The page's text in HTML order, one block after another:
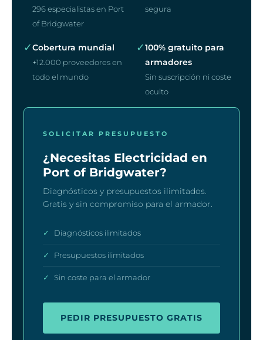
296 especialistas en Port
of Bridgwater
segura
✓Cobertura mundial
+12.000 proveedores en
todo el mundo
✓100% gratuito para
armadores
Sin suscripción ni coste
oculto
SOLICITAR PRESUPUESTO
¿Necesitas Electricidad en
Port of Bridgwater?
Diagnósticos y presupuestos ilimitados.
Gratis y sin compromiso para el armador.
✓ Diagnósticos ilimitados
✓ Presupuestos ilimitados
✓ Sin coste para el armador
PEDIR PRESUPUESTO GRATIS